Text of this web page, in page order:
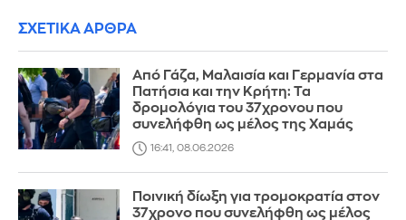
ΣΧΕΤΙΚΑ ΑΡΘΡΑ
Από Γάζα, Μαλαισία και Γερμανία στα
Πατήσια και την Κρήτη: Τα
δρομολόγια του 37χρονου που
συνελήφθη ως μέλος της Χαμάς
16:41, 08.06.2026
Ποινική δίωξη για τρομοκρατία στον
37χρονο που συνελήφθη ως μέλος